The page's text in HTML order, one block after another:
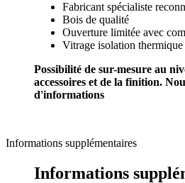
Fabricant spécialiste
Bois de qualité
Ouverture limitée avec
Vitrage isolation
Possibilité de sur-mesure au
accessoires et de la finition.
d'informations
Informations supplémentaires
Informations